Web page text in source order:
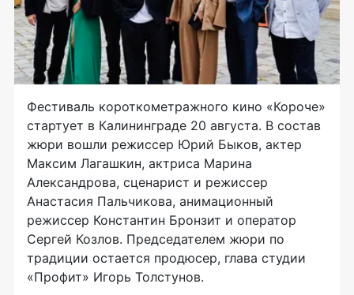
Фестиваль короткометражного кино «Короче»
стартует в Калининграде 20 августа. В состав
жюри вошли режиссер Юрий Быков, актер
Максим Лагашкин, актриса Марина
Александрова, сценарист и режиссер
Анастасия Пальчикова, анимационный
режиссер Константин Бронзит и оператор
Сергей Козлов. Председателем жюри по
традиции остается продюсер, глава студии
«Профит» Игорь Толстунов.